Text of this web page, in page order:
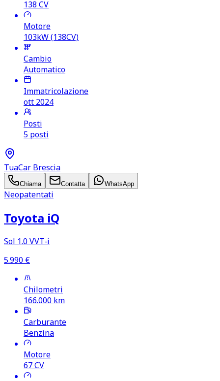
138 CV
Motore
103kW (138CV)
Cambio
Automatico
Immatricolazione
ott 2024
Posti
5 posti
TuaCar Brescia
Chiama Contatta WhatsApp
Neopatentati
Toyota iQ
Sol 1.0 VVT‑i
5.990 €
Chilometri
166.000 km
Carburante
Benzina
Motore
67CV